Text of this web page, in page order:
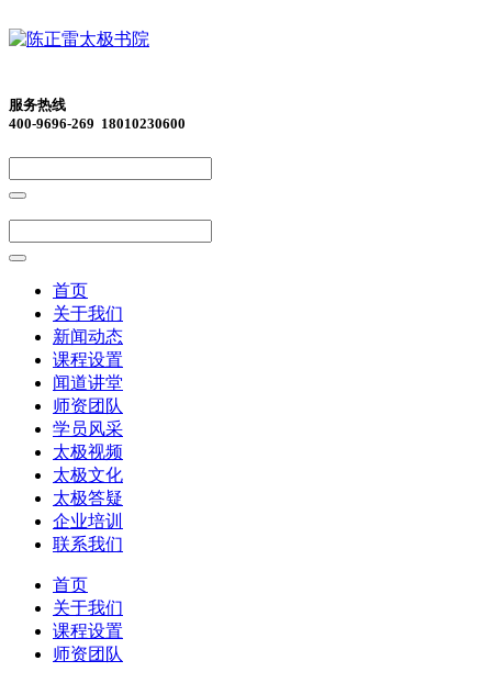
服务热线
400-9696-269 18010230600
首页
关于我们
新闻动态
课程设置
闻道讲堂
师资团队
学员风采
太极视频
太极文化
太极答疑
企业培训
联系我们
首页
关于我们
课程设置
师资团队